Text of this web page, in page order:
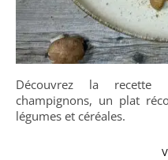
Découvrez la recette savoureuse de lapin aux
champignons, un plat
légumes et céréales.